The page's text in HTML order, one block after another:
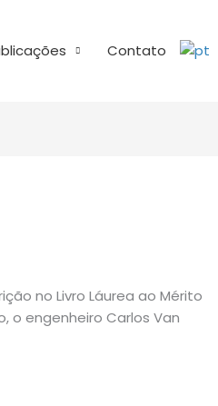
Contato
no Livro Láurea ao Mérito
o engenheiro Carlos Van